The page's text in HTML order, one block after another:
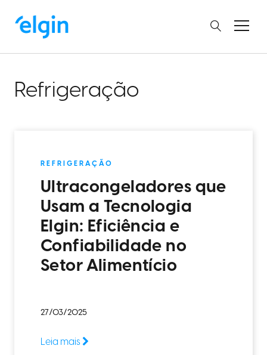
Refrigeração
REFRIGERAÇÃO
Ultracongeladores que
Usam a Tecnologia
Elgin: Eficiência e
Confiabilidade no
Setor Alimentício
27/03/2025
Leia mais